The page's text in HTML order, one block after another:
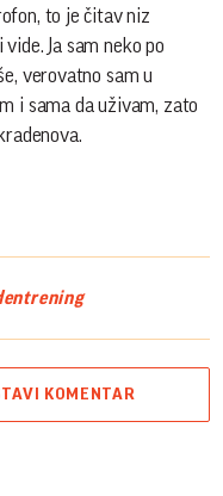
to je čitav niz
Ja sam neko po
verovatno sam u
i sama da uživam, zato
trening
KOMENTAR